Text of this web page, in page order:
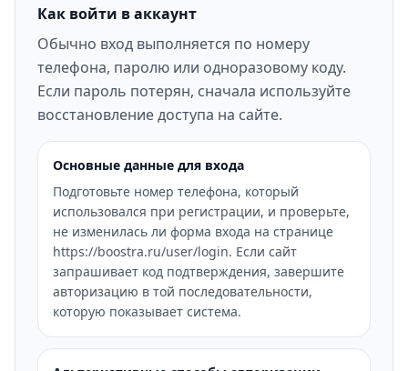
Как войти в аккаунт
Обычно вход выполняется по номеру
телефона, паролю или одноразовому коду.
Если пароль потерян, сначала используйте
восстановление доступа на сайте.
Основные данные для входа
Подготовьте номер телефона, который
использовался при регистрации, и проверьте,
не изменилась ли форма входа на странице
https://boostra.ru/user/login. Если сайт
запрашивает код подтверждения, завершите
авторизацию в той последовательности,
которую показывает система.